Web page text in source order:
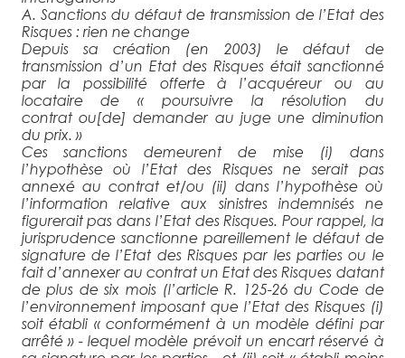
A. Sanctions du défaut de transmission de l’Etat des
Risques : rien ne change
Depuis sa création (en 2003) le défaut de
transmission d’un Etat des Risques était sanctionné
par la possibilité offerte à l’acquéreur ou au
locataire de « poursuivre la résolution du
contrat ou[de]demander au juge une diminution
du prix. »
Ces sanctions demeurent de mise (i) dans
l’hypothèse où l’Etat des Risques ne serait pas
annexé au contrat et/ou (ii) dans l’hypothèse où
l’information relative aux sinistres indemnisés ne
figurerait pas dans l’Etat des Risques. Pour rappel, la
jurisprudence sanctionne pareillement le défaut de
signature de l’Etat des Risques par les parties ou le
fait d’annexer au contrat un Etat des Risques datant
de plus de six mois (l’article R. 125-26 du Code de
l’environnement imposant que l’Etat des Risques (i)
soit établi «conformément à un modèle défini par
arrêté » - lequel modèle prévoit un encart réservé à